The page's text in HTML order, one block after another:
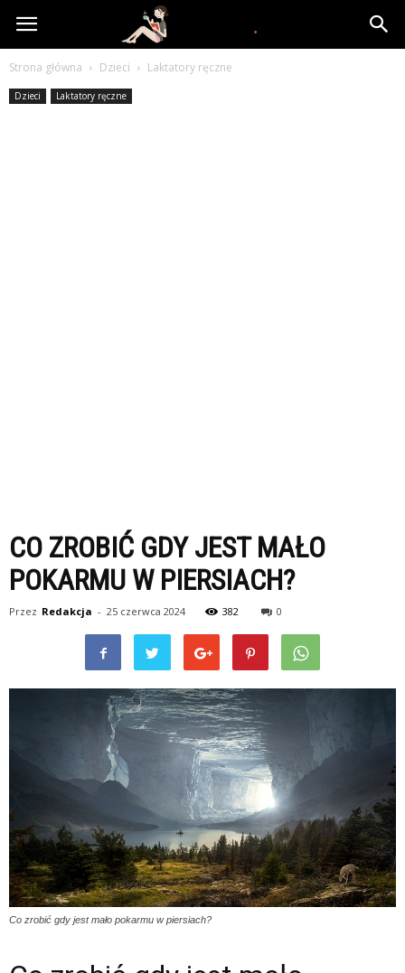
www.yooki.pl
Strona główna Dzieci Laktatory ręczne
Dzieci Laktatory ręczne
CO ZROBIĆ GDY JEST MAŁO
POKARMU W PIERSIACH?
Przez Redakcja - 25 czerwca 2024 382 0
Co zrobić gdy jest mało pokarmu w piersiach?